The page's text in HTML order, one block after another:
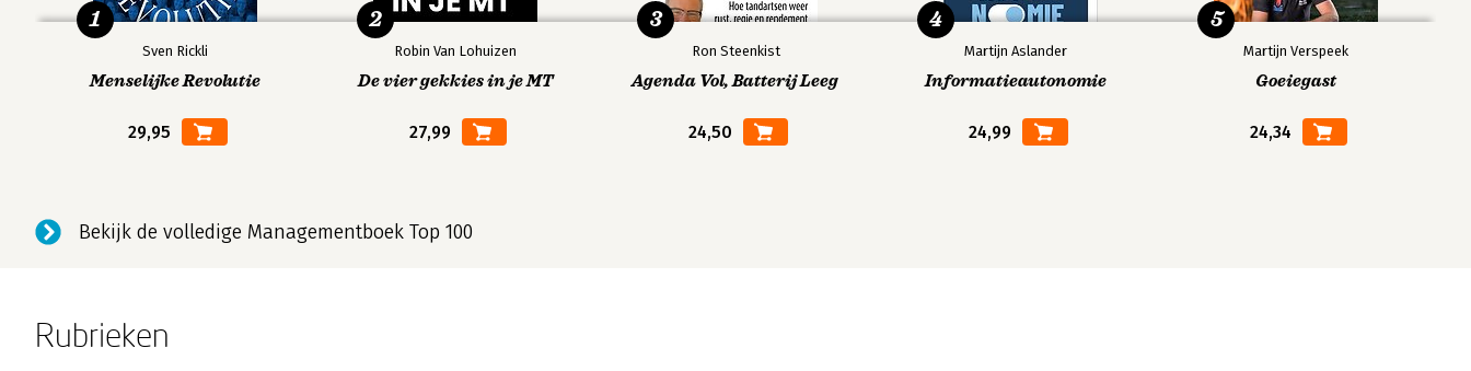
Sven Rickli
Menselijke Revolutie
29,95
1
Robin Van Lohuizen
De vier gekkies in je MT
27,99
2
Ron Steenkist
Agenda Vol, Batterij Leeg
24,50
3
Martijn Aslander
Informatieautonomie
24,99
4
Martijn Verspeek
Goeiegast
24,34
5
Bekijk de volledige Managementboek Top 100
Rubrieken